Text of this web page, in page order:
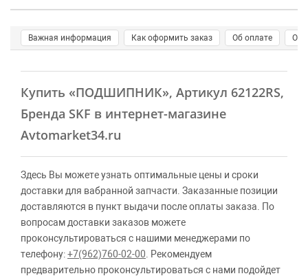
Важная информация Как оформить заказ Об оплате О
Купить «ПОДШИПНИК», Артикул 62122RS,
Бренда SKF в интернет-магазине
Avtomarket34.ru
Здесь Вы можете узнать оптимальные цены и сроки
доставки для вабранной запчасти. Заказанные позиции
доставляются в пункт выдачи после оплаты заказа. По
вопросам доставки заказов можете
проконсультироваться с нашими менеджерами по
телефону:+7(962)760-02-00 . Рекомендуем
предварительно проконсультироваться с нами подойдет